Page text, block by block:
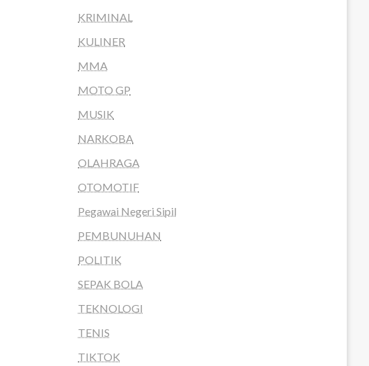
KRIMINAL
KULINER
MMA
MOTO GP
MUSIK
NARKOBA
OLAHRAGA
OTOMOTIF
Pegawai Negeri Sipil
PEMBUNUHAN
POLITIK
SEPAK BOLA
TEKNOLOGI
TENIS
TIKTOK